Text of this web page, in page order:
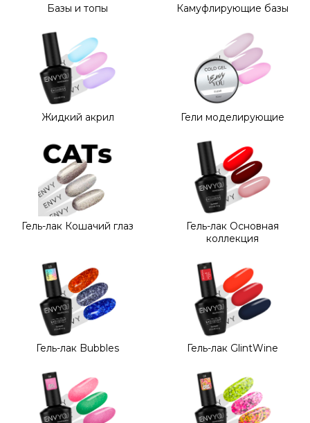
Базы и топы Камуфлирующие базы
Жидкий акрил Гели моделирующие
Гель-лак Кошачий глаз
Гель-лак Основная
коллекция
Гель-лак Bubbles Гель-лак GlintWine